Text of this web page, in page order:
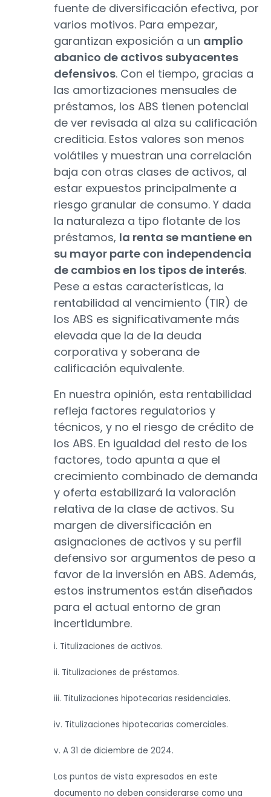
fuente de diversificación efectiva, por
varios motivos. Para empezar,
garantizan exposición a un amplio
abanico de activos subyacentes
defensivos. Con el tiempo, gracias a
las amortizaciones mensuales de
préstamos, los ABS tienen potencial
de ver revisada al alza su calificación
crediticia. Estos valores son menos
volátiles y muestran una correlación
baja con otras clases de activos, al
estar expuestos principalmente a
riesgo granular de consumo. Y dada
la naturaleza a tipo flotante de los
préstamos, la renta se mantiene en
su mayor parte con independencia
de cambios en los tipos de interés.
Pese a estas características, la
rentabilidad al vencimiento (TIR) de
los ABS es significativamente más
elevada que la de la deuda
corporativa y soberana de
calificación equivalente.
En nuestra opinión, esta rentabilidad
refleja factores regulatorios y
técnicos, y no el riesgo de crédito de
los ABS. En igualdad del resto de los
factores, todo apunta a que el
crecimiento combinado de demanda
y oferta estabilizará la valoración
relativa de la clase de activos. Su
margen de diversificación en
asignaciones de activos y su perfil
defensivo sor argumentos de peso a
favor de la inversión en ABS. Además,
estos instrumentos están diseñados
para el actual entorno de gran
incertidumbre.
i. Titulizaciones de activos.
ii. Titulizaciones de préstamos.
iii. Titulizaciones hipotecarias residenciales.
iv. Titulizaciones hipotecarias comerciales.
v. A 31 de diciembre de 2024.
Los puntos de vista expresados en este
documento no deben considerarse como una